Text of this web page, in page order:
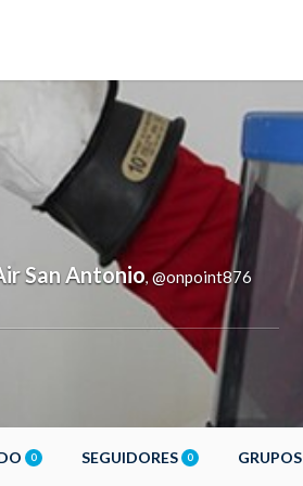
San Antonio, @onpoint876
0 SEGUIDORES 0 GRUPOS